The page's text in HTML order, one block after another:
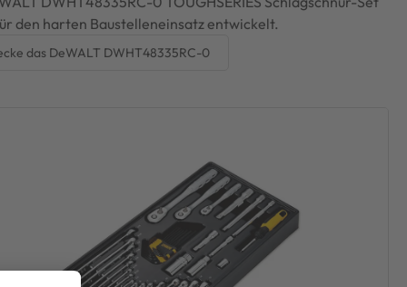
den harten Baustelleneinsatz entwickelt.
das DeWALT DWHT48335RC-0